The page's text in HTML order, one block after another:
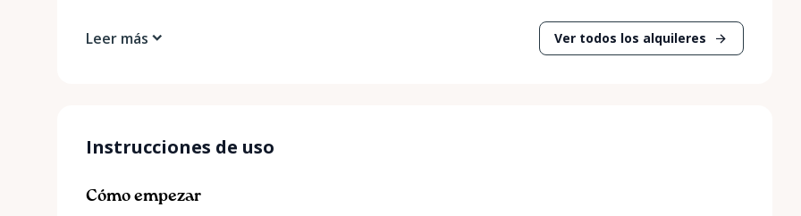
Leer más Ver todos los alquileres
Instrucciones de uso
Cómo empezar